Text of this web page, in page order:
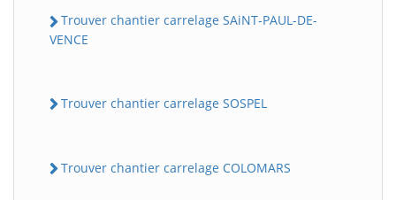
Trouver chantier carrelage SAiNT-PAUL-DE-
VENCE
Trouver chantier carrelage SOSPEL
Trouver chantier carrelage COLOMARS